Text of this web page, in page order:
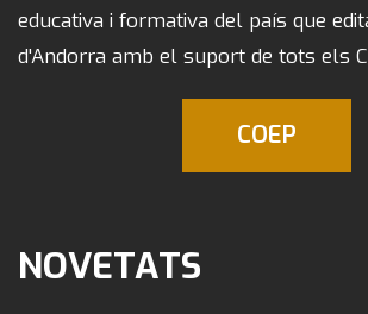
educativa i formativa del país que
d'Andorra amb el suport de tots els
COEP
NOVETATS